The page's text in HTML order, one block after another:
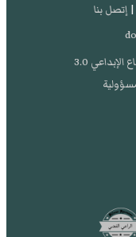
| إتصل بنا
3.0